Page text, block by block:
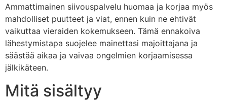
Ammattimainen siivouspalvelu huomaa ja korjaa myös
mahdolliset puutteet ja viat, ennen kuin ne ehtivät
vaikuttaa vieraiden kokemukseen. Tämä ennakoiva
lähestymistapa suojelee mainettasi majoittajana ja
säästää aikaa ja vaivaa ongelmien korjaamisessa
jälkikäteen.
Mitä sisältyy